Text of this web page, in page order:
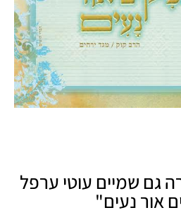
גם שמיים עוטי ערפל
אור נעים"